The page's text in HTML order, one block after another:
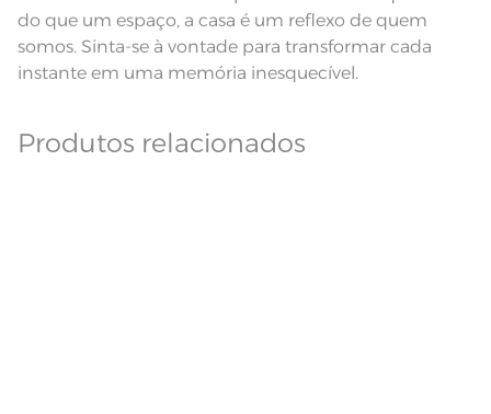
do que um espaço, a casa é um reflexo de quem
somos. Sinta-se à vontade para transformar cada
instante em uma memória inesquecível.
Produtos relacionados